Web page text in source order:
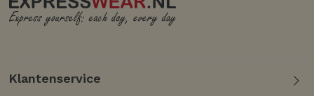
Klantenservice